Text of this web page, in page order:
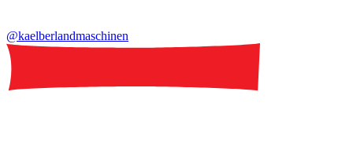
@kaelberlandmaschinen